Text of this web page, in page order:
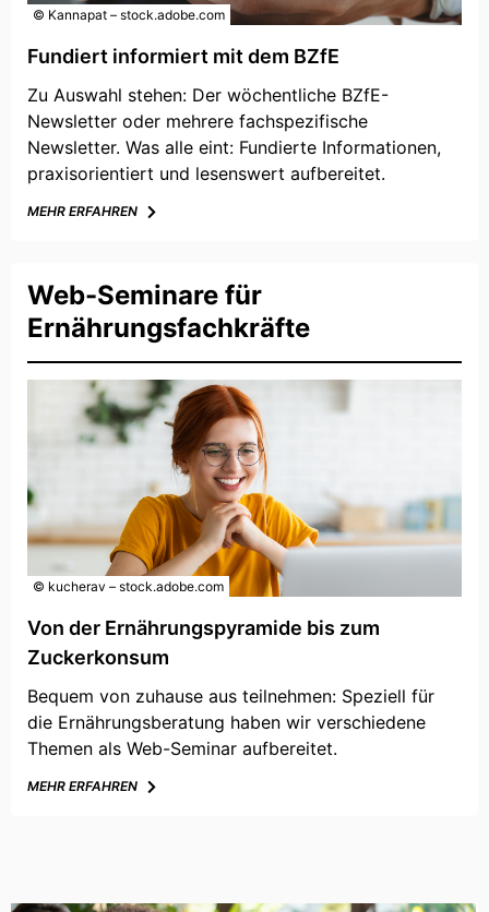
© Kannapat – stock.adobe.com
Fundiert informiert mit dem BZfE
Zu Auswahl stehen: Der wöchentliche BZfE-
Newsletter oder mehrere fachspezifische
Newsletter. Was alle eint: Fundierte Informationen,
praxisorientiert und lesenswert aufbereitet.
MEHR ERFAHREN
© kucherav – stock.adobe.com
Web-Seminare für
Ernährungsfachkräfte
Von der Ernährungspyramide bis zum
Zuckerkonsum
Bequem von zuhause aus teilnehmen: Speziell für
die Ernährungsberatung haben wir verschiedene
Themen als Web-Seminar aufbereitet.
MEHR ERFAHREN